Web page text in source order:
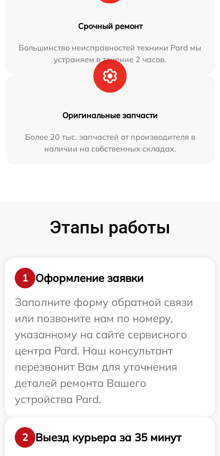
Срочный ремонт
Большинство неисправностей техники Pard мы
устраняем в течение 2 часов.
Оригинальные запчасти
Более 20 тыс. запчастей от производителя в
наличии на собственных складах.
Этапы работы
1
Оформление заявки
Заполните форму обратной связи
или позвоните нам по номеру,
указанному на сайте сервисного
центра Pard. Наш консультант
перезвонит Вам для уточнения
деталей ремонта Вашего
устройства Pard.
2
Выезд курьера за 35 минут